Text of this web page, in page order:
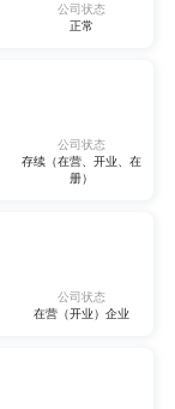
公司状态
正常
公司状态
存续（在营、开业、在
册）
公司状态
在营（开业）企业